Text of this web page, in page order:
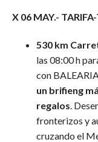
X 06 MAY.-
530 km
las 08:00 h
con
un brifieng
regalos .
fronterizos y
cruzando el